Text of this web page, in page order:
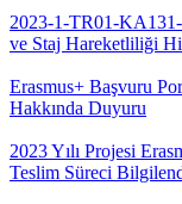
2023-1-TR01-
ve Staj Hareketliliği
Erasmus+ Başvuru
Hakkında Duyuru
2023 Yılı Projesi
Teslim Süreci